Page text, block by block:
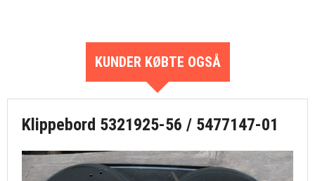
KUNDER KØBTE OGSÅ
Klippebord 5321925-56 / 5477147-01